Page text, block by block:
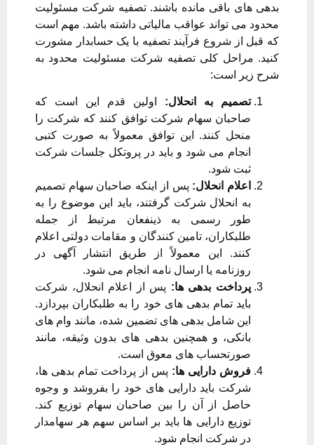
بدهی های باقی مانده باشند. تصفیه شرکت مسئولیت
محدود می تواند عواقب مالیاتی داشته باشد. مهم است
که قبل از شروع فرآیند تصفیه با یک حسابدار مشورت
کنید. مراحل کلی تصفیه شرکت مسئولیت محدود به
شرح زیر است:
تصمیم به انحلال: اولین قدم این است که
صاحبان سهام شرکت توافق کنند که شرکت را
منحل کنند. این توافق معمولاً به صورت کتبی
انجام می شود و باید در پروتکل جلسات شرکت
ثبت شود.
اعلام انحلال: پس از اینکه صاحبان سهام تصمیم
به انحلال شرکت گرفتند، باید این موضوع را به
طور رسمی به ذینفعان مرتبط از جمله
طلبکاران، تامین کنندگان و مقامات دولتی اعلام
کنند. این معمولاً از طریق انتشار آگهی در
روزنامه یا ارسال نامه انجام می شود.
پرداخت بدهی ها: پس از اعلام انحلال، شرکت
باید تمام بدهی های خود را به طلبکاران بپردازد.
این شامل بدهی های تضمین شده، مانند وام های
بانکی، و همچنین بدهی های بدون وثیقه، مانند
صورتحساب های معوق است.
فروش دارایی ها: پس از پرداخت تمام بدهی ها،
شرکت باید دارایی های خود را بفروشد و وجوه
حاصل از آن را بین صاحبان سهام توزیع کند.
توزیع دارایی ها باید بر اساس سهم هر سهامدار
در شرکت انجام شود.